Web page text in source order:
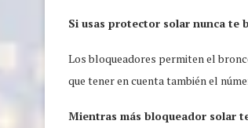
Si usas protector solar nunca te
Los bloqueadores permiten el
que tener en cuenta también el
Mientras más bloqueador solar